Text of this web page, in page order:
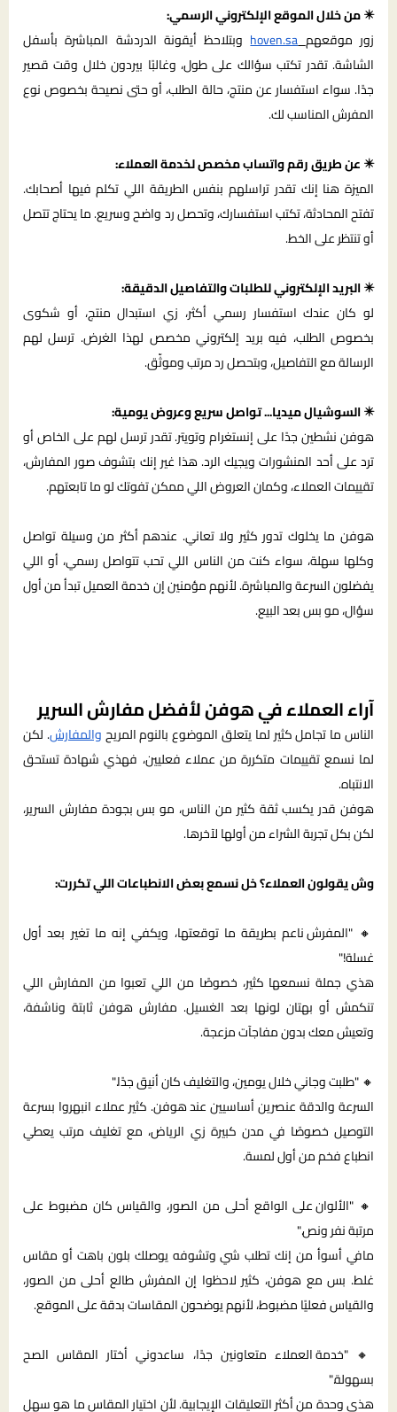
✴️ من خلال الموقع الإلكتروني الرسمي:
زور موقعهم hoven.saوبتلاحظ أيقونة الدردشة المباشرة بأسفل
الشاشة. تقدر تكتب سؤالك على طول، وغالبًا بيردون خلال وقت قصير
جدًا. سواء استفسار عن منتج، حالة الطلب، أو حتى نصيحة بخصوص نوع
المفرش المناسب لك.
✴️ عن طريق رقم واتساب مخصص لخدمة العملاء:
الميزة هنا إنك تقدر تراسلهم بنفس الطريقة اللي تكلم فيها أصحابك.
تفتح المحادثة، تكتب استفسارك، وتحصل رد واضح وسريع. ما يحتاج تتصل
أو تنتظر على الخط.
✴️ البريد الإلكتروني للطلبات والتفاصيل الدقيقة:
لو كان عندك استفسار رسمي أكثر، زي استبدال منتج، أو شكوى
بخصوص الطلب، فيه بريد إلكتروني مخصص لهذا الغرض. ترسل لهم
الرسالة مع التفاصيل، وبتحصل رد مرتب وموثّق.
✴️ السوشيال ميديا... تواصل سريع وعروض يومية:
هوفن نشطين جدًا على إنستغرام وتويتر. تقدر ترسل لهم على الخاص أو
ترد على أحد المنشورات ويجيك الرد. هذا غير إنك بتشوف صور المفارش،
تقييمات العملاء، وكمان العروض اللي ممكن تفوتك لو ما تابعتهم.
هوفن ما يخلوك تدور كثير ولا تعاني. عندهم أكثر من وسيلة تواصل
وكلها سهلة، سواء كنت من الناس اللي تحب تتواصل رسمي، أو اللي
يفضلون السرعة والمباشرة. لأنهم مؤمنين إن خدمة العميل تبدأ من أول
سؤال، مو بس بعد البيع.
آراء العملاء في هوفن لأفضل مفارش السرير
الناس ما تجامل كثير لما يتعلق الموضوع بالنوم المريحوالمفارش. لكن
لما نسمع تقييمات متكررة من عملاء فعليين، فهذي شهادة تستحق
الانتباه.
هوفن قدر يكسب ثقة كثير من الناس، مو بس بجودة مفارش السرير،
لكن بكل تجربة الشراء من أولها لآخرها.
وش يقولون العملاء؟ خل نسمع بعض الانطباعات اللي تكررت:
🔸 "المفرش ناعم بطريقة ما توقعتها، ويكفي إنه ما تغير بعد أول
غسلة!"
هذي جملة نسمعها كثير، خصوصًا من اللي تعبوا من المفارش اللي
تنكمش أو بهتان لونها بعد الغسيل. مفارش هوفن ثابتة وناشفة،
وتعيش معك بدون مفاجآت مزعجة.
🔸"طلبت وجاني خلال يومين، والتغليف كان أنيق جدًا."
السرعة والدقة عنصرين أساسيين عند هوفن. كثير عملاء انبهروا بسرعة
التوصيل خصوصًا في مدن كبيرة زي الرياض، مع تغليف مرتب يعطي
انطباع فخم من أول لمسة.
🔸 "الألوان على الواقع أحلى من الصور، والقياس كان مضبوط على
مرتبة نفر ونص."
مافي أسوأ من إنك تطلب شي وتشوفه يوصلك بلون باهت أو مقاس
غلط. بس مع هوفن، كثير لاحظوا إن المفرش طالع أحلى من الصور،
والقياس فعليًا مضبوط، لأنهم يوضحون المقاسات بدقة على الموقع.
🔸"خدمة العملاء متعاونين جدًا، ساعدوني أختار المقاس الصح
بسهولة."
هذي وحدة من أكثر التعليقات الإيجابية. لأن اختيار المقاس ما هو سهل